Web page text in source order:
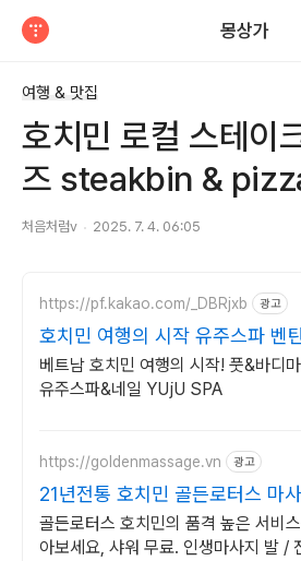
몽상가
여행 & 맛집
호치민 로컬 스테이
즈 steakbin &
처음처럼v 2025. 7. 4. 06:05
https://pf.kakao.com/_DBRjxb 광고
호치민 여행의 시작 유주스파 벤
도보 3분
베트남 호치민 여행의 시작! 풋&바디마사지
유주스파&네일 YUjU SPA
https://goldenmassage.vn 광고
21년전통 호치민 골든로터스 마사
사우나 힐링
골든로터스 호치민의 품격 높은 서비
아보세요, 샤워 무료. 인생마사지 발 /